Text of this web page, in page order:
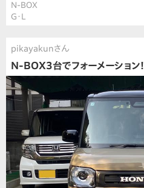
N-BOX
G・L
pikayakunさん
N-BOX3台でフォーメーション！